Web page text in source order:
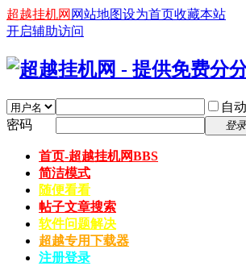
超越挂机网 网站地图设为首页收藏本站
开启辅助访问
自
密码
登录
首页-超越挂机网BBS
简洁模式
随便看看
帖子文章搜索
软件问题解决
超越专用下载器
注册登录